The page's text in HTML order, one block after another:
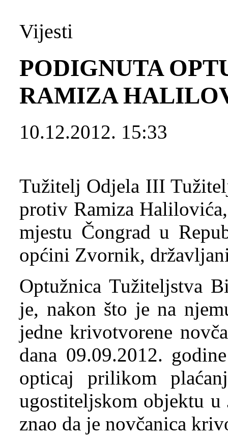
Vijesti
PODIGNUTA
RAMIZA
10.12.2012. 15:33
Tužitelj Odjela III
protiv Ramiza
mjestu Čongrad u
općini Zvornik,
Optužnica Tužiteljstva
je, nakon što je na
jedne krivotvorene
dana 09.09.2012.
opticaj prilikom
ugostiteljskom objektu
znao da je novčanica